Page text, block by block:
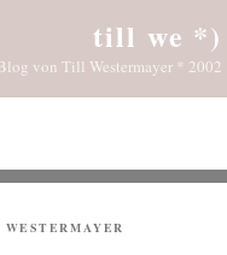
till we *)
von Till Westermayer * 2002